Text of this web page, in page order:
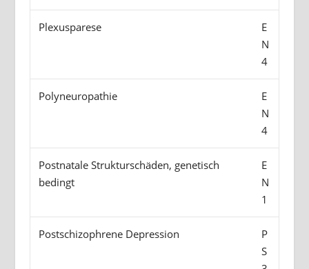
Plexusparese
E
N
4
Polyneuropathie
E
N
4
Postnatale Strukturschäden, genetisch
bedingt
E
N
1
Postschizophrene Depression
P
S